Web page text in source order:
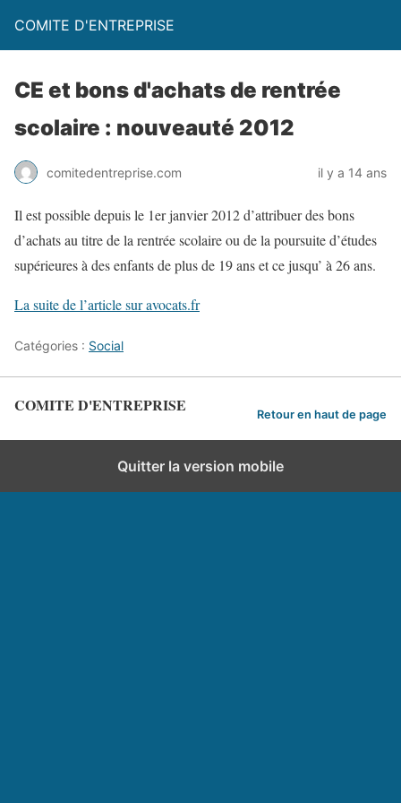
COMITE D'ENTREPRISE
CE et bons d'achats de rentrée
scolaire : nouveauté 2012
comitedentreprise.com il y a 14 ans
Il est possible depuis le 1er janvier 2012 d’attribuer des bons
d’achats au titre de la rentrée scolaire ou de la poursuite d’études
supérieures à des enfants de plus de 19 ans et ce jusqu’ à 26 ans.
La suite de l’article sur avocats.fr
Catégories : Social
COMITE D'ENTREPRISE Retour en haut de page
Quitter la version mobile